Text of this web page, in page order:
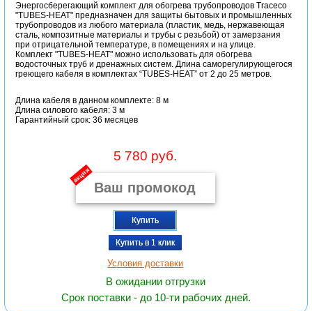
Энергосберегающий комплект для обогрева трубопроводов Traceco
"TUBES-HEAT" предназначен для защиты бытовых и промышленных
трубопроводов из любого материала (пластик, медь, нержавеющая
сталь, композитные материалы и трубы с резьбой) от замерзания
при отрицательной температуре, в помещениях и на улице.
Комплект "TUBES-HEAT" можно использовать для обогрева
водосточных труб и дренажных систем. Длина саморегулирующегося
греющего кабеля в комплектах “TUBES-HEAT” от 2 до 25 метров.
Длина кабеля в данном комплекте: 8 м
Длина силового кабеля: 3 м
Гарантийный срок: 36 месяцев
5 780 руб.
акция
Купить
Купить в 1 клик
Условия доставки
В ожидании отгрузки
Срок поставки - до 10-ти рабочих дней.